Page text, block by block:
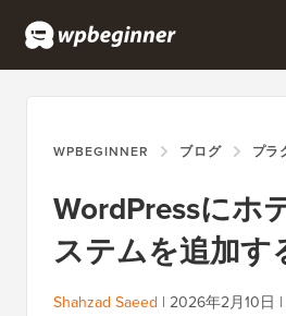
WPBEGINNER ブログ プラ
WordPressにホ
ステムを追加す
Shahzad Saeed | 2026年2月10日 |